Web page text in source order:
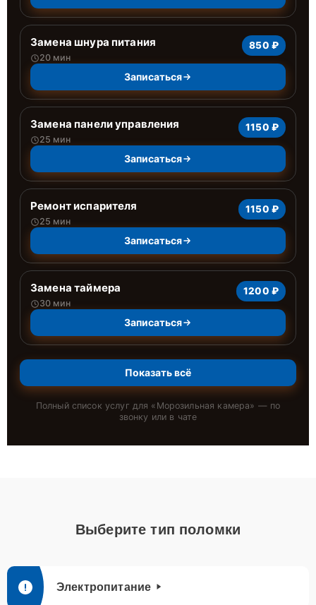
Замена шнура питания
20 мин
850 ₽
Записаться
Замена панели управления
25 мин
1150 ₽
Записаться
Ремонт испарителя
25 мин
1150 ₽
Записаться
Замена таймера
30 мин
1200 ₽
Записаться
Показать всё
Полный список услуг для « Морозильная камера» — по
звонку или в чате
Выберите тип поломки
Электропитание